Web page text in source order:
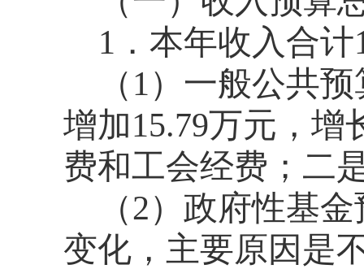
1．本年收入合计
（1）一般公共
增加15.79万元，增
费和工会经费；二
（2）政府性基
变化，主要原因是